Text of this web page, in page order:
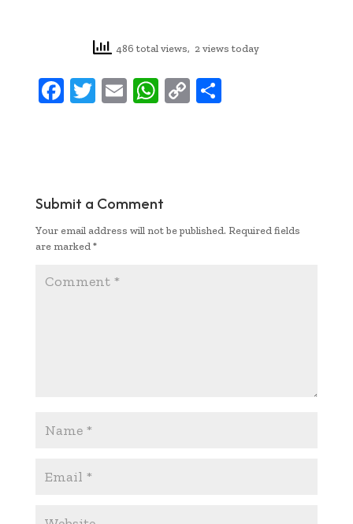
486 total views, 2 views today
F
oo
k
T
r
E W
A
p
p
C
k
S
Submit a Comment
Your email address will not be published. Required fields
are marked *